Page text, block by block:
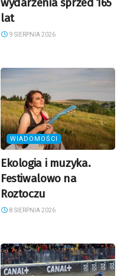
lat
9 SIERPNIA 2026
WIADOMOŚCI
Ekologia i muzyka.
Festiwalowo na
Roztoczu
8 SIERPNIA 2026